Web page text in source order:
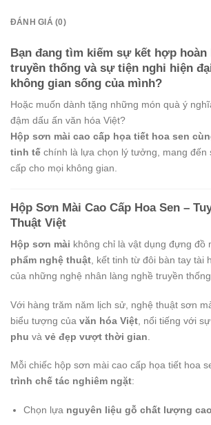
ĐÁNH GIÁ (0)
Bạn đang tìm kiếm sự kết hợp hoàn
truyền thống và sự tiện nghi hiện
không gian sống của mình?
Hoặc muốn dành tặng những món quà ý
đậm dấu ấn văn hóa Việt?
Hộp sơn mài cao cấp họa tiết hoa sen
tinh tế chính là lựa chọn lý tưởng, mang đến
cấp cho mọi không gian.
Hộp Sơn Mài Cao Cấp Hoa Sen –
Thuật Việt
Hộp sơn mài không chỉ là vật dụng đựng đồ
phẩm nghệ thuật , kết tinh từ đôi bàn tay tài
của những nghệ nhân làng nghề truyền thống
Với hàng trăm năm lịch sử, nghệ thuật sơn
biểu tượng của văn hóa Việt , nổi tiếng với sự
phu và vẻ đẹp vượt thời gian
Mỗi chiếc hộp sơn mài cao cấp họa tiết hoa
trình chế tác nghiêm ngặt:
Chọn lựa nguyên liệu gỗ chất lượng cao